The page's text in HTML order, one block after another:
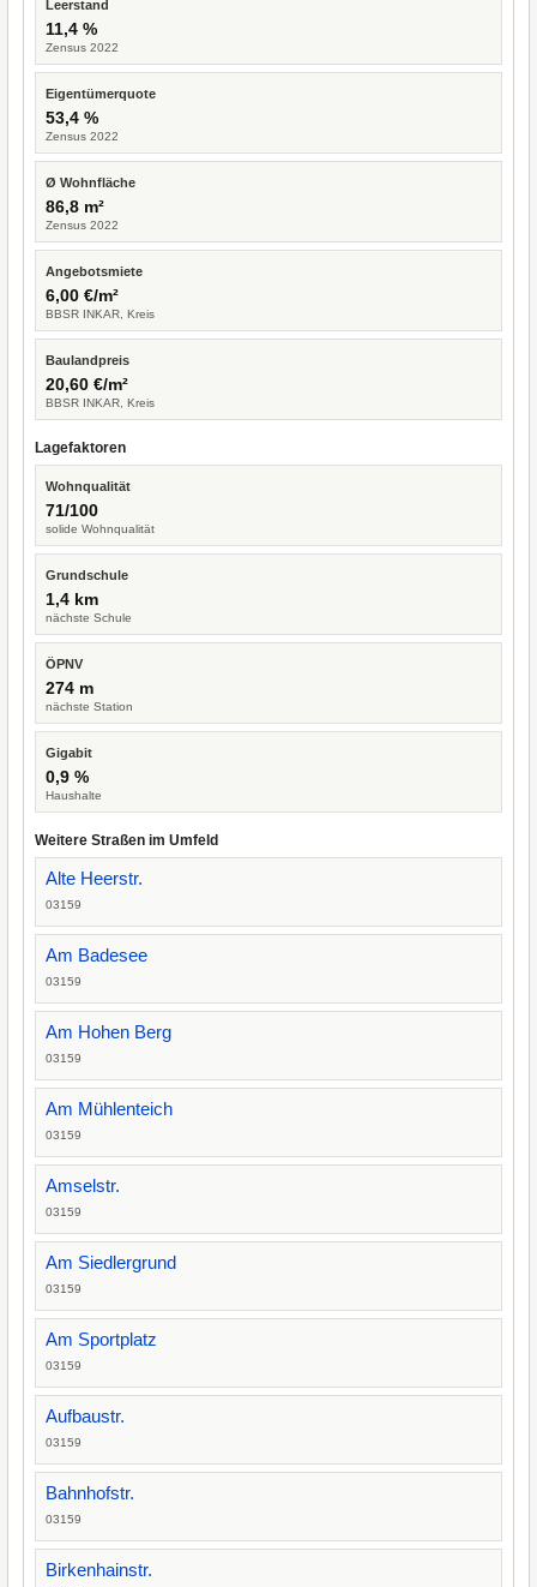
Leerstand
11,4 %
Zensus 2022
Eigentümerquote
53,4 %
Zensus 2022
Ø Wohnfläche
86,8 m²
Zensus 2022
Angebotsmiete
6,00 €/m²
BBSR INKAR, Kreis
Baulandpreis
20,60 €/m²
BBSR INKAR, Kreis
Lagefaktoren
Wohnqualität
71/100
solide Wohnqualität
Grundschule
1,4 km
nächste Schule
ÖPNV
274 m
nächste Station
Gigabit
0,9 %
Haushalte
Weitere Straßen im Umfeld
Alte Heerstr.
03159
Am Badesee
03159
Am Hohen Berg
03159
Am Mühlenteich
03159
Amselstr.
03159
Am Siedlergrund
03159
Am Sportplatz
03159
Aufbaustr.
03159
Bahnhofstr.
03159
Birkenhainstr.